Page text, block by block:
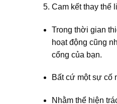
Cam kết thay thế
Trong thời gian
hoạt động cũng
cổng của bạn.
Bất cứ một sự cố
Nhằm thể hiện